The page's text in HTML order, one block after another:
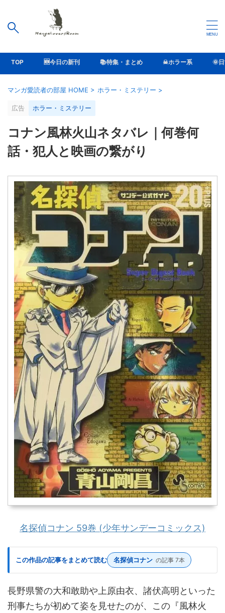
TOP 🆕今日の新刊 📚特集・まとめ ☠ホラー系 🌞
マンガ愛読者の部屋 HOME > ホラー・ミステリー >
広告 ホラー・ミステリー
コナン風林火山ネタバレ｜何巻何
話・犯人と映画の繋がり
名探偵コナン 59巻 (少年サンデーコミックス)
この作品の記事をまとめて読む 名探偵コナン の記事 7本
長野県警の大和敢助や上原由衣、諸伏高明といった
刑事たちが初めて姿を見せたのが、この『風林火